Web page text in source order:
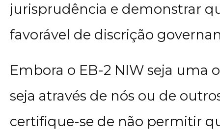
jurisprudência e demonstrar
favorável de discrição
Embora o EB-2 NIW seja uma
seja através de nós ou de
certifique-se de não permitir